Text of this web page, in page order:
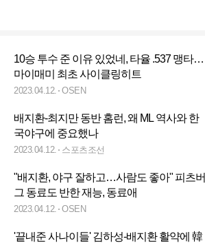
10승 투수 준 이유 있었네, 타율 .537 맹타…
마이매미 최초 사이클링히트
2023.04.12. OSEN
배지환-최지만 동반 홈런, 왜 ML 역사와 한
국야구에 중요했나
2023.04.12. 스포츠조선
"배지환, 야구 잘하고…사람도 좋아" 피츠버
그 동료도 반한 재능, 동료애
2023.04.12. OSEN
'끝내준 사나이들' 김하성-배지환 활약에 韓